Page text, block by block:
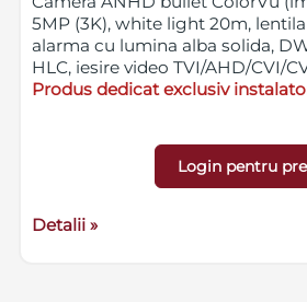
5MP (3K), white light 20m,
alarma cu lumina alba solida,
HLC, iesire video TVI/AHD/CVI/
Produs dedicat exclusiv
Login pentru
Detalii »